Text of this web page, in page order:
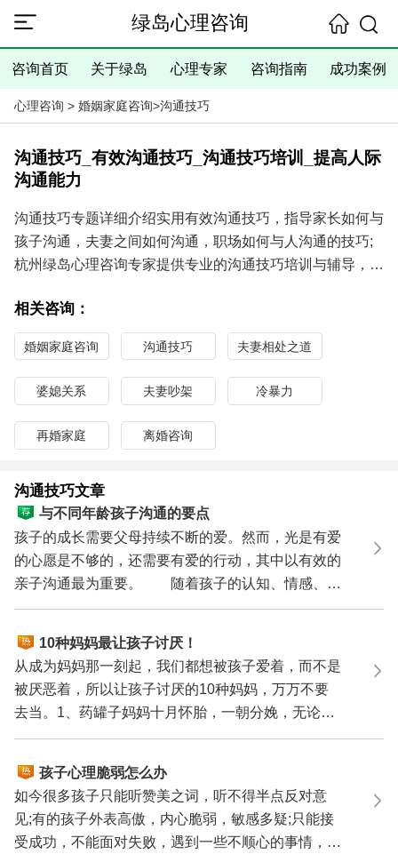
绿岛心理咨询
咨询首页 关于绿岛 心理专家 咨询指南 成功案例
心理咨询 > 婚姻家庭咨询>沟通技巧
沟通技巧_有效沟通技巧_沟通技巧培训_提高人际
沟通能力
沟通技巧专题详细介绍实用有效沟通技巧，指导家长如何与
孩子沟通，夫妻之间如何沟通，职场如何与人沟通的技巧;
杭州绿岛心理咨询专家提供专业的沟通技巧培训与辅导，专
碍，帮助提高人际沟通能力。咨询热线:
相关咨询：
婚姻家庭咨询 沟通技巧 夫妻相处之道
婆媳关系 夫妻吵架 冷暴力
再婚家庭 离婚咨询
沟通技巧文章
与不同年龄孩子沟通的要点
孩子的成长需要父母持续不断的爱。然而，光是有爱
的心愿是不够的，还需要有爱的行动，其中以有效的
亲子沟通最为重要。 随着孩子的认知、情感、语
言、智力...
10种妈妈最让孩子讨厌！
从成为妈妈那一刻起，我们都想被孩子爱着，而不是
被厌恶着，所以让孩子讨厌的10种妈妈，万万不要
去当。1、药罐子妈妈十月怀胎，一朝分娩，无论顺
产还是剖腹产...
孩子心理脆弱怎么办
如今很多孩子只能听赞美之词，听不得半点反对意
见;有的孩子外表高傲，内心脆弱，敏感多疑;只能接
受成功，不能面对失败，遇到一些不顺心的事情，就